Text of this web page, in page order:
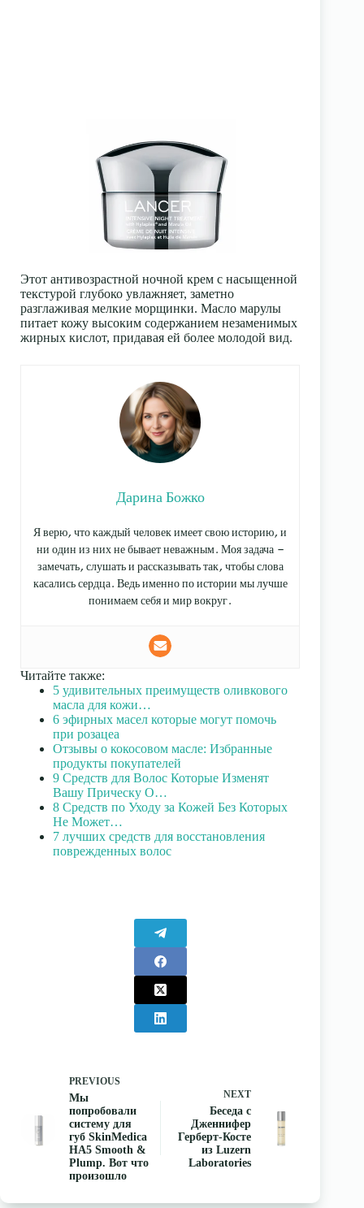
Этот антивозрастной ночной крем с насыщенной
текстурой глубоко увлажняет, заметно
разглаживая мелкие морщинки. Масло марулы
питает кожу высоким содержанием незаменимых
жирных кислот, придавая ей более молодой вид.
Дарина Божко
Я верю, что каждый человек имеет свою историю, и
ни один из них не бывает неважным. Моя задача —
замечать, слушать и рассказывать так, чтобы слова
касались сердца. Ведь именно по истории мы лучше
понимаем себя и мир вокруг.
Читайте также:
5 удивительных преимуществ оливкового
масла для кожи…
6 эфирных масел которые могут помочь
при розацеа
Отзывы о кокосовом масле: Избранные
продукты покупателей
9 Средств для Волос Которые Изменят
Вашу Прическу О…
8 Средств по Уходу за Кожей Без Которых
Не Может…
7 лучших средств для восстановления
поврежденных волос
PREVIOUS
Мы
попробовали
систему для
губ SkinMedica
HA5 Smooth &
Plump. Вот что
произошло
NEXT
Беседа с
Дженнифер
Герберт-Косте
из Luzern
Laboratories